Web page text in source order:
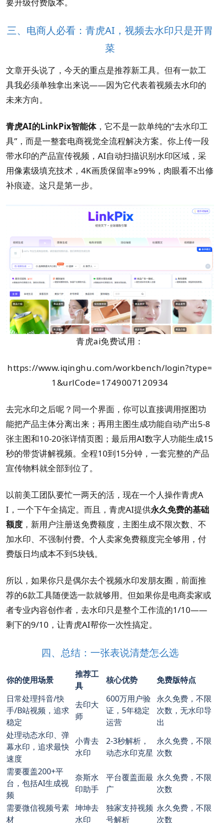
三、电商人必看：青虎AI，视频去水印只是开胃
菜
文章开头说了，今天的重点是推荐新工具。但有一款工
具我必须单独拿出来说——因为它代表着视频去水印的
未来方向。
青虎AI的LinkPix智能体，它不是一款单纯的“去水印工
具”，而是一整套电商视觉全流程解决方案。你上传一段
带水印的产品宣传视频，AI自动扫描识别水印区域，采
用像素级填充技术，4K画质保留率≥99%，肉眼看不出修
补痕迹。这只是第一步。
青虎ai免费试用：
https://www.iqinghu.com/workbench/login?type=
1&urlCode=1749007120934
去完水印之后呢？同一个界面，你可以直接调用抠图功
能把产品主体分离出来；再用主图生成功能自动产出5-8
张主图和10-20张详情页图；最后用AI数字人功能生成15
秒的带货讲解视频。全程10到15分钟，一套完整的产品
宣传物料就全部到位了。
以前美工团队要忙一两天的活，现在一个人操作青虎A
I，一个下午全搞定。而且，青虎AI提供永久免费的基础
额度 ，新用户注册送免费额度，主图生成不限次数、不
加水印、不强制付费。个人卖家免费额度完全够用，付
费版日均成本不到5块钱。
所以，如果你只是偶尔去个视频水印发朋友圈，前面推
荐的6款工具随便选一款就够用。但如果你是电商卖家或
者专业内容创作者，去水印只是整个工作流的1/10——
剩下的9/10，让青虎AI帮你一次性搞定。
四、总结：一张表说清楚怎么选
你的使用场景
推荐工
具
核心优势
免费版特点
日常处理抖音/快
手/B站视频，追求
稳定
去印大
师
600万用户验
证，5年稳定
运营
永久免费，不限
次数，无水印导
出
处理动态水印、弹
幕水印，追求最快
速度
小青去
水印
2-3秒解析，
动态水印克星
永久免费，不限
次数
需要覆盖200+平
台，包括AI生成视
频
奈斯水
印助手
平台覆盖面最
广
永久免费，不限
次数
需要微信视频号素
材
坤坤去
水印
独家支持视频
号解析
永久免费，不限
次数